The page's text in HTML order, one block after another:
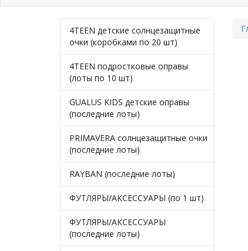
4TEEN детские солнцезащитные
очки (коробками по 20 шт)
4TEEN подростковые оправы
(лоты по 10 шт)
GUALUS KIDS детские оправы
(последние лоты)
PRIMAVERA солнцезащитные очки
(последние лоты)
RAYBAN (последние лоты)
ФУТЛЯРЫ/АКСЕССУАРЫ (по 1 шт)
ФУТЛЯРЫ/АКСЕССУАРЫ
(последние лоты)